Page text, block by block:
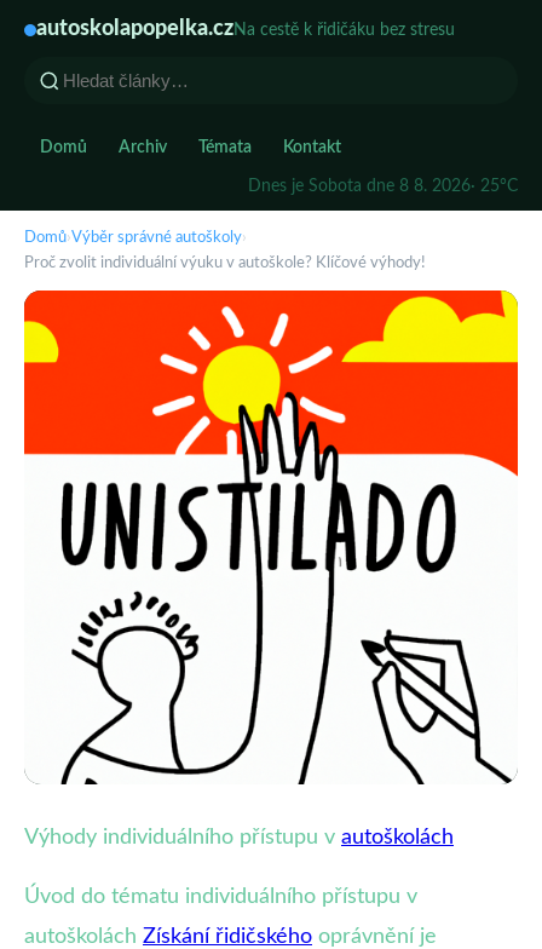
autoskolapopelka.czNa cestě k řidičáku bez stresu
Domů Archiv Témata Kontakt
Dnes je Sobota dne 8 8. 2026· 25°C
Domů›Výběr správné autoškoly›
Proč zvolit individuální výuku v autoškole? Klíčové výhody!
autoškole? Klíčové výhody!
Výhody individuálního přístupu v autoškolách
Úvod do tématu individuálního přístupu v
autoškolách Získání řidičského oprávnění je